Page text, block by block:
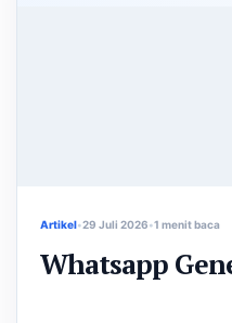
Artikel 29 Juli 2026 1 menit baca
Whatsapp